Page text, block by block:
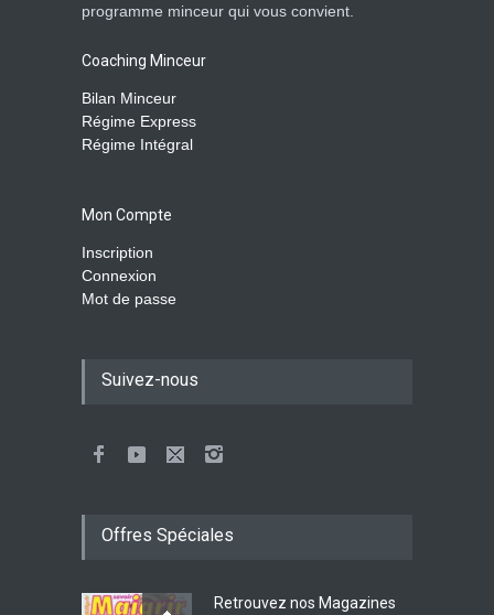
programme minceur qui vous convient.
Coaching Minceur
Bilan Minceur
Régime Express
Régime Intégral
Mon Compte
Inscription
Connexion
Mot de passe
Suivez-nous
Offres Spéciales
Retrouvez nos Magazines